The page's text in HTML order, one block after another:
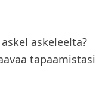
askeleelta?
tapaamistasi